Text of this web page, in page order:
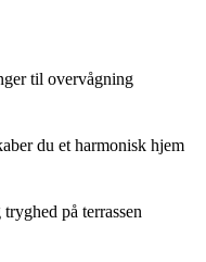
til overvågning
du et harmonisk hjem
på terrassen